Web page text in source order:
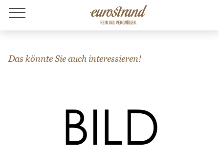
Jobs
Das könnte Sie auch interessieren!